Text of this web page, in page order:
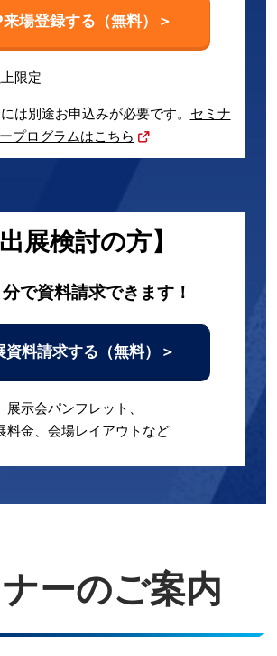
場登録する（無料）＞
限定
は別途お申込みが必要です。 セミナ
ープログラムはこちら
出展検討の方】
で資料請求できます！
資料請求する（無料）＞
展示会パンフレット、
料金、会場レイアウトなど
ーのご案内